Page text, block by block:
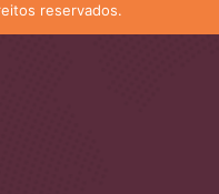
reservados.